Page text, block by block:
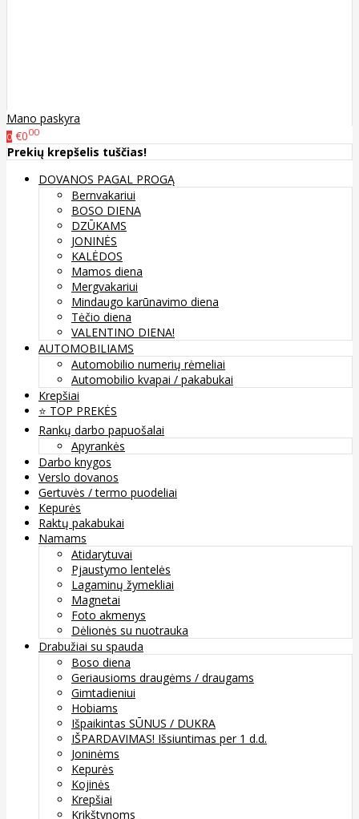
Mano paskyra
0 €000
Prekių krepšelis tuščias!
DOVANOS PAGAL PROGĄ
Bernvakariui
BOSO DIENA
DZŪKAMS
JONINĖS
KALĖDOS
Mamos diena
Mergvakariui
Mindaugo karūnavimo diena
Tėčio diena
VALENTINO DIENA!
AUTOMOBILIAMS
Automobilio numerių rėmeliai
Automobilio kvapai / pakabukai
Krepšiai
⭐️ TOP PREKĖS
Rankų darbo papuošalai
Apyrankės
Darbo knygos
Verslo dovanos
Gertuvės / termo puodeliai
Kepurės
Raktų pakabukai
Namams
Atidarytuvai
Pjaustymo lentelės
Lagaminų žymekliai
Magnetai
Foto akmenys
Dėlionės su nuotrauka
Drabužiai su spauda
Boso diena
Geriausioms draugėms / draugams
Gimtadieniui
Hobiams
Išpaikintas SŪNUS / DUKRA
IŠPARDAVIMAS! Išsiuntimas per 1 d.d.
Joninėms
Kepurės
Kojinės
Krepšiai
Krikštynoms